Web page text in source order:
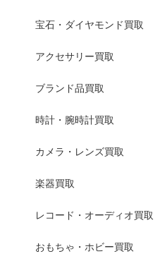
宝石・ダイヤモンド買取
アクセサリー買取
ブランド品買取
時計・腕時計買取
カメラ・レンズ買取
楽器買取
レコード・オーディオ買取
おもちゃ・ホビー買取